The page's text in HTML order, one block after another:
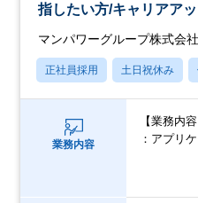
指したい方/キャリアア
マンパワーグループ株式会社
正社員採用 土日祝休み
業務内容
【業務内容
：アプリ